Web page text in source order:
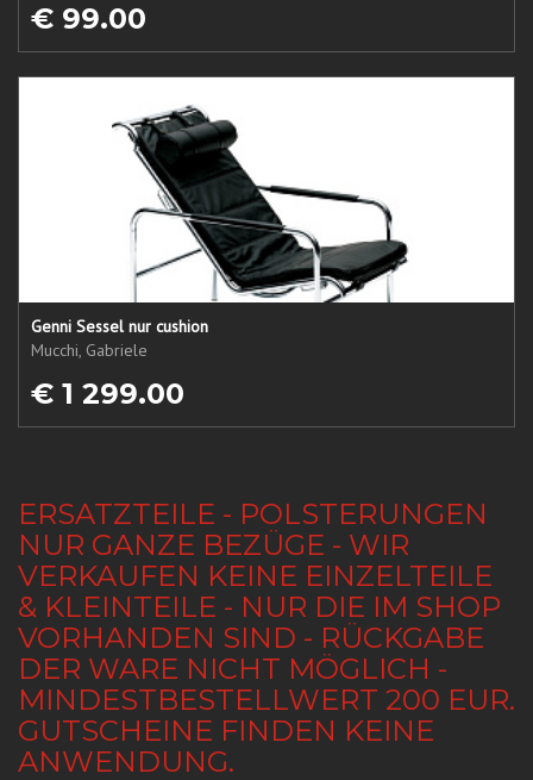
€ 99.00
Genni Sessel nur cushion
Mucchi, Gabriele
€ 1 299.00
ERSATZTEILE - POLSTERUNGEN
NUR GANZE BEZÜGE - WIR
VERKAUFEN KEINE EINZELTEILE
& KLEINTEILE - NUR DIE IM SHOP
VORHANDEN SIND - RÜCKGABE
DER WARE NICHT MÖGLICH -
MINDESTBESTELLWERT 200 EUR.
GUTSCHEINE FINDEN KEINE
ANWENDUNG.